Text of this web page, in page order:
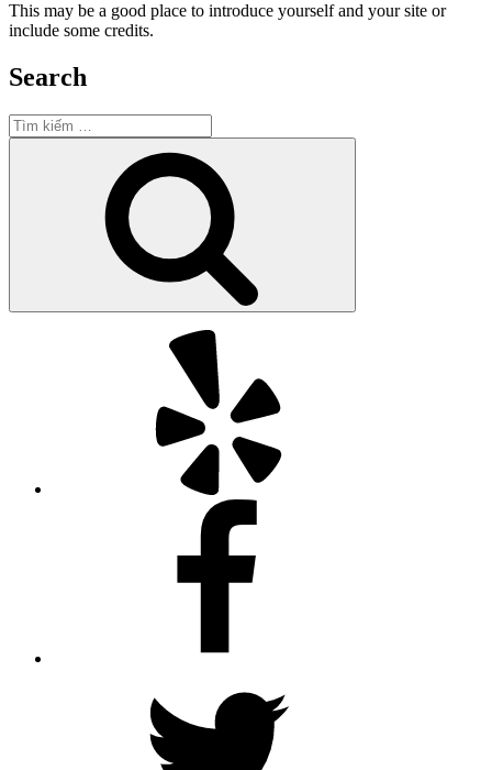
This may be a good place to introduce yourself and your site or
include some credits.
Search
Tìm
kiếm: